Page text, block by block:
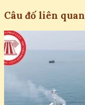
Câu đố liên quan